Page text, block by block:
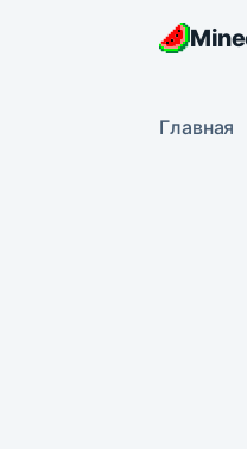
Главная